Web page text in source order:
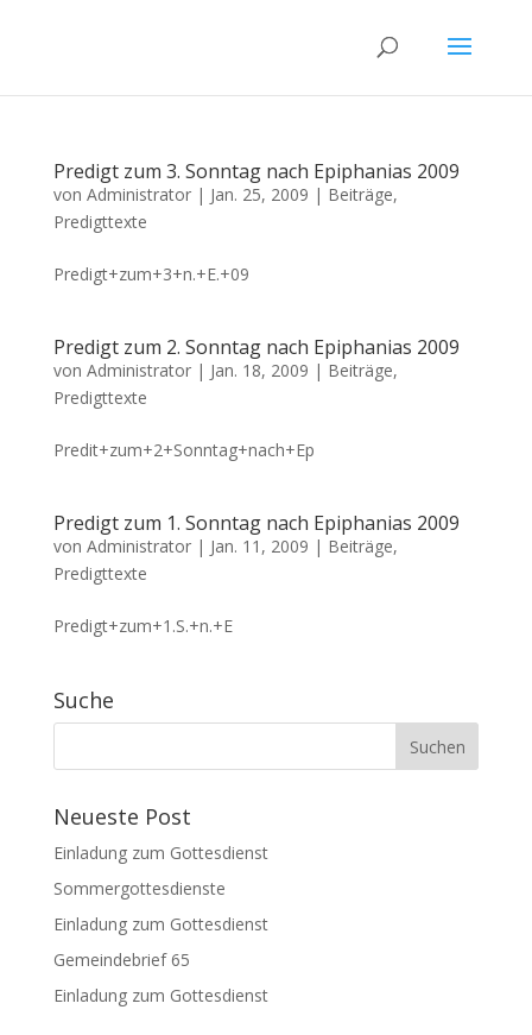
Predigt zum 3. Sonntag nach Epiphanias 2009
von Administrator| Jan. 25, 2009 | Beiträge,
Predigttexte
Predigt+zum+3+n.+E.+09
Predigt zum 2. Sonntag nach Epiphanias 2009
von Administrator| Jan. 18, 2009 | Beiträge,
Predigttexte
Predit+zum+2+Sonntag+nach+Ep
Predigt zum 1. Sonntag nach Epiphanias 2009
von Administrator| Jan. 11, 2009 | Beiträge,
Predigttexte
Predigt+zum+1.S.+n.+E
Suche
Neueste Post
Einladung zum Gottesdienst
Sommergottesdienste
Einladung zum Gottesdienst
Gemeindebrief 65
Einladung zum Gottesdienst